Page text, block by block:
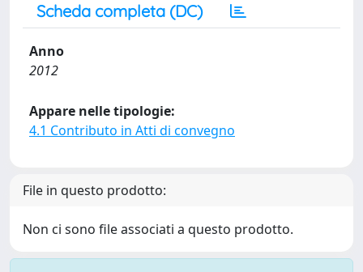
Scheda completa (DC)
Anno
2012
Appare nelle tipologie:
4.1 Contributo in Atti di convegno
File in questo prodotto:
Non ci sono file associati a questo prodotto.